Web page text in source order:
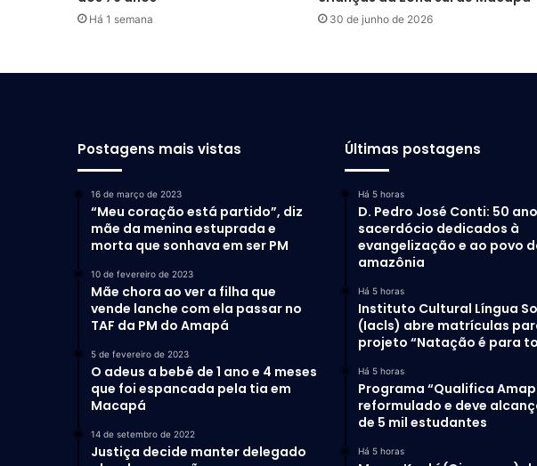
Há 1 semana 30 de junho de 2026
Postagens mais vistas
16 de março de 2023
“Meu coração está partido”, diz
mãe da menina estuprada e
morta que sonhava em ser PM
10 de fevereiro de 2023
Mãe chora ao ver a filha que
vende lanche com ela passar no
TAF da PM do Amapá
5 de fevereiro de 2023
O adeus a bebê de 1 ano e 4 meses
que foi espancada pela tia em
Macapá
14 de setembro de 2022
Justiça decide manter delegado
Últimas postagens
Há 5 horas
D. Pedro José Conti: 50
sacerdócio dedicados à
evangelização e ao povo
amazônia
Há 5 horas
Instituto Cultural Língua
(Iacls) abre matrículas
projeto “Natação é para
Há 5 horas
Programa “Qualifica
reformulado e deve
de 5 mil estudantes
Há 5 horas